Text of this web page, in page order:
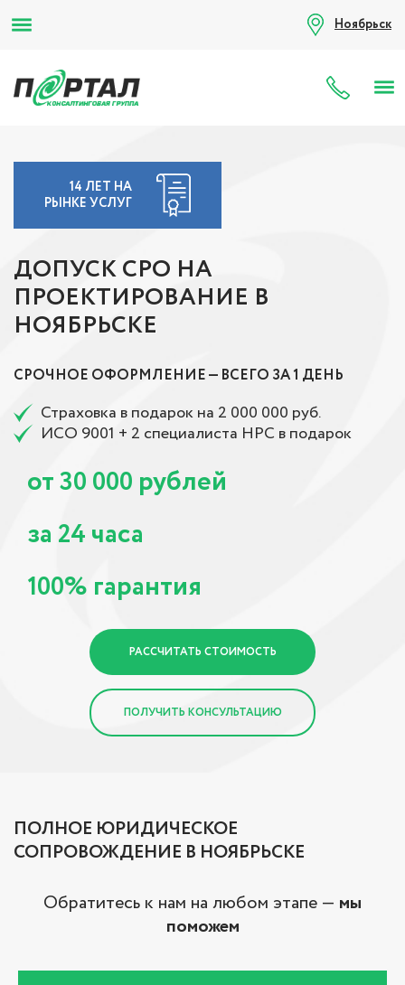
Ноябрьск
8
14 ЛЕТ НА
РЫНКЕ УСЛУГ
ДОПУСК СРО НА
ПРОЕКТИРОВАНИЕ В
НОЯБРЬСКЕ
СРОЧНОЕ ОФОРМЛЕНИЕ — ВСЕГО ЗА 1 ДЕНЬ
Страховка в подарок на 2 000 000 руб.
ИСО 9001 + 2 специалиста НРС в подарок
от30 000 рублей
за 24часа
100% гарантия
РАССЧИТАТЬ СТОИМОСТЬ
ПОЛУЧИТЬ КОНСУЛЬТАЦИЮ
ПОЛНОЕ ЮРИДИЧЕСКОЕ
СОПРОВОЖДЕНИЕ В НОЯБРЬСКЕ
Обратитесь к нам на любом этапе — мы
поможем